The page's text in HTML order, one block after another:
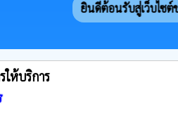
ยินดีต้อนรับสู่เว็บไซต์ข
ให้บริการ